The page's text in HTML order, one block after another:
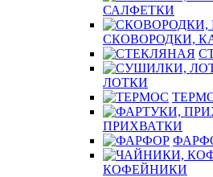
САЛФЕТКИ
СКОВОРОДКИ,
ЛОТКИ
ПРИХВАТКИ
КОФЕЙНИКИ